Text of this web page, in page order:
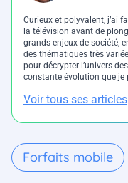
Curieux et polyvalent, j’ai
la télévision avant de
grands enjeux de société,
des thématiques très
pour décrypter l’univers
constante évolution que je
Voir tous ses articles
Forfaits mobile